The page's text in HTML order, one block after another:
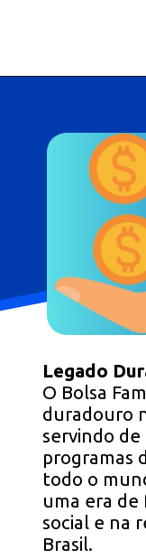
Legado
O Bolsa
duradouro
servindo
programas
todo o
uma era de
social e na
Brasil.